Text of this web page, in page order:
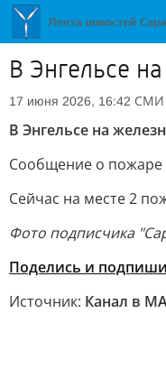
В Энгельсе
17 июня 2026, 16:42 СМИ
В Энгельсе на
Сообщение о пожаре
Сейчас на месте 2
Фото подписчика
Поделись и
Источник: Канал в